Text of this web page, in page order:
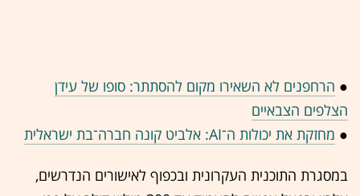
● הרחפנים לא השאירו מקום להסתתר: סופו של עידן
הצלפים הצבאיים
● מחזקת את יכולות ה־AI: אלביט קונה חברה־בת ישראלית
במסגרת התוכנית העקרונית ובכפוף לאישורים הנדרשים,